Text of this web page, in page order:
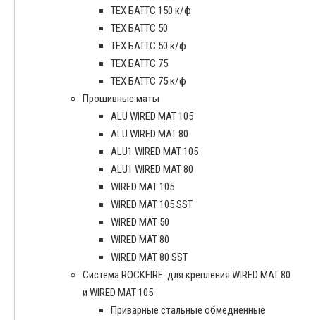
ТЕХ БАТТС 150 к/ф
ТЕХ БАТТС 50
ТЕХ БАТТС 50 к/ф
ТЕХ БАТТС 75
ТЕХ БАТТС 75 к/ф
Прошивные маты
ALU WIRED MAT 105
ALU WIRED MAT 80
ALU1 WIRED MAT 105
ALU1 WIRED MAT 80
WIRED MAT 105
WIRED MAT 105 SST
WIRED MAT 50
WIRED MAT 80
WIRED MAT 80 SST
Система ROCKFIRE: для крепления WIRED MAT 80
и WIRED MAT 105
Приварные стальные обмедненные